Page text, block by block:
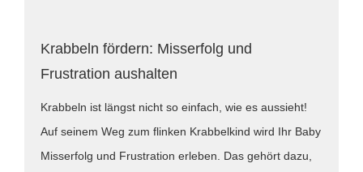
Krabbeln fördern: Misserfolg und
Frustration aushalten
Krabbeln ist längst nicht so einfach, wie es aussieht!
Auf seinem Weg zum flinken Krabbelkind wird Ihr Baby
Misserfolg und Frustration erleben. Das gehört dazu,